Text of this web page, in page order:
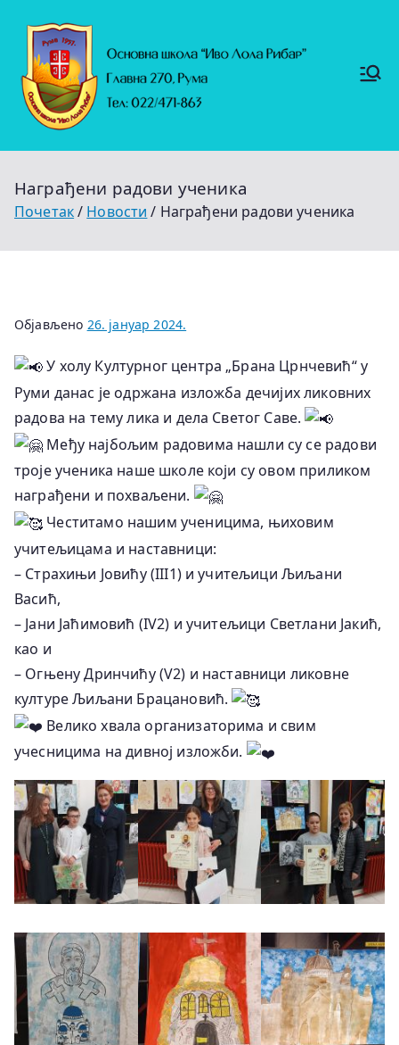
садржај
Основ
Лола
https://
vanje-
nastavl
jaju-
Награђени радови ученика
Почетак Новости Награђени радови ученика
Објављено 26. јануар 2024.
У холу Културног центра „Брана Црнчевић“ у
Руми данас је одржана изложба дечијих ликовних
радова на тему лика и дела Светог Саве.
Међу најбољим радовима нашли су се радови
троје ученика наше школе који су овом приликом
награђени и похваљени.
Честитамо нашим ученицима, њиховим
учитељицама и наставници:
– Страхињи Јовићу (III1) и учитељици Љиљани
Васић,
– Јани Јаћимовић (IV2) и учитељици Светлани Јакић,
као и
– Огњену Дринчићу (V2) и наставници ликовне
културе Љиљани Брацановић.
Велико хвала организаторима и свим
учесницима на дивној изложби.